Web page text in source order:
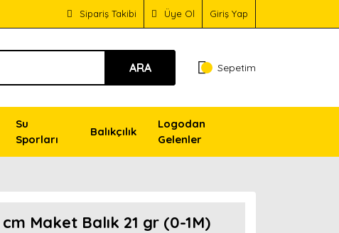
Sipariş Takibi Üye Ol Giriş Yap
ARA Sepetim
Su
Sporları
Balıkçılık
Logodan
Gelenler
Maket Balık 21 gr (0-1M)